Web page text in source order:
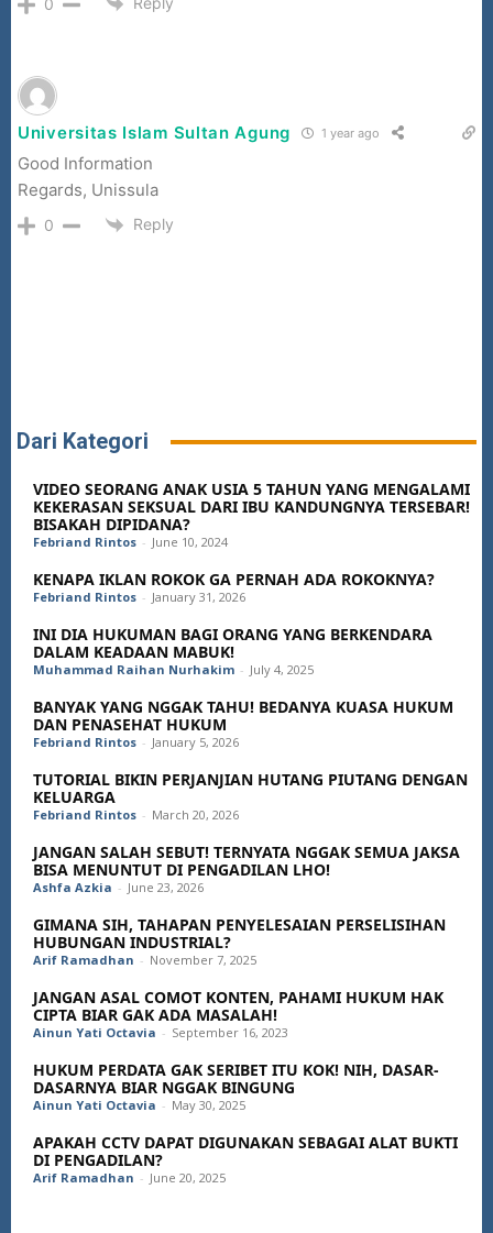
Universitas Islam Sultan Agung 1 year ago
Good Information
Regards, Unissula
0 Reply
Dari Kategori
VIDEO SEORANG ANAK USIA 5 TAHUN YANG MENGALAMI
KEKERASAN SEKSUAL DARI IBU KANDUNGNYA TERSEBAR!
BISAKAH DIPIDANA?
Febriand Rintos - June 10, 2024
KENAPA IKLAN ROKOK GA PERNAH ADA ROKOKNYA?
Febriand Rintos - January 31, 2026
INI DIA HUKUMAN BAGI ORANG YANG BERKENDARA
DALAM KEADAAN MABUK!
Muhammad Raihan Nurhakim - July 4, 2025
BANYAK YANG NGGAK TAHU! BEDANYA KUASA HUKUM
DAN PENASEHAT HUKUM
Febriand Rintos - January 5, 2026
TUTORIAL BIKIN PERJANJIAN HUTANG PIUTANG DENGAN
KELUARGA
Febriand Rintos - March 20, 2026
JANGAN SALAH SEBUT! TERNYATA NGGAK SEMUA JAKSA
BISA MENUNTUT DI PENGADILAN LHO!
Ashfa Azkia - June 23, 2026
GIMANA SIH, TAHAPAN PENYELESAIAN PERSELISIHAN
HUBUNGAN INDUSTRIAL?
Arif Ramadhan - November 7, 2025
JANGAN ASAL COMOT KONTEN, PAHAMI HUKUM HAK
CIPTA BIAR GAK ADA MASALAH!
Ainun Yati Octavia - September 16, 2023
HUKUM PERDATA GAK SERIBET ITU KOK! NIH, DASAR-
DASARNYA BIAR NGGAK BINGUNG
Ainun Yati Octavia - May 30, 2025
APAKAH CCTV DAPAT DIGUNAKAN SEBAGAI ALAT BUKTI
DI PENGADILAN?
Arif Ramadhan - June 20, 2025